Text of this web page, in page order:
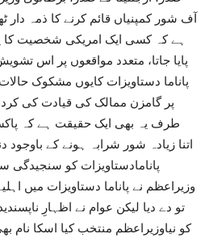
آف شور کمپنیاں قائم کرنے کا ذمہ دار
ہے کہ کسی ایک امریکی شخصیت کا
پایا جاتا، متعدد مواقعوں پر اس
پاناما دستاویزات کایوں مشکوک
پر گامزن ممالک کی قیادت کی
طرف یہ بھی ایک حقیقت ہے کہ
اتنا زیادہ شور شرابہ ہونے کے
پانامادستاویزات کو سنجیدگی
وزیراعظم نے پاناما دستاویزات میں
تو دے دیا لیکن عوام نے اظہارِ
کو نیاوزیراعظم منتخب کیا اسکا نام